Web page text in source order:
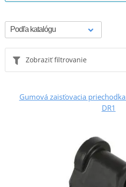
Zobraziť filtrovanie
Gumová zaisťovacia
DR1